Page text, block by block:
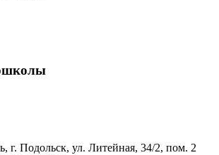
г. Подольск, ул. Литейная, 34/2, пом. 2